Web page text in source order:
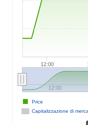
12:00
Capitalizzazione di
Price
12:00